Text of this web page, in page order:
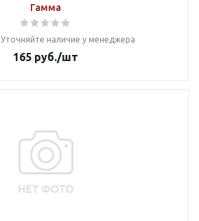
Гамма
Уточняйте наличие у менеджера
165 руб./шт